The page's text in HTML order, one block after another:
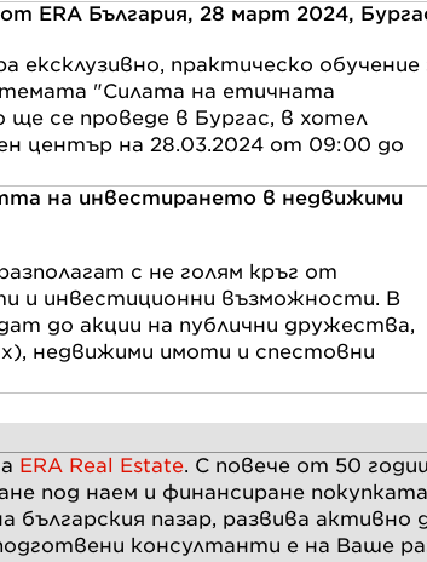
ERA България, 28 март 2024,
ексклузивно, практическо обучение
темата "Силата на етичната
се проведе в Бургас, в хотел
център на 28.03.2024 от 09:00 до
на инвестирането в недвижими
с не голям кръг от
и инвестиционни възможности. В
до акции на публични дружества,
недвижими имоти и спестовни
ERA Real Estate. С повече от 50
под наем и финансиране
българския пазар, развива
консултанти е на Ваше